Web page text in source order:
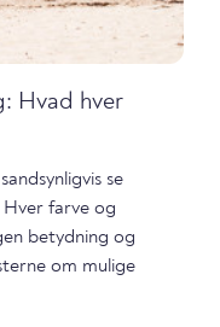
Hvad hver
se
farve og
betydning og
om mulige